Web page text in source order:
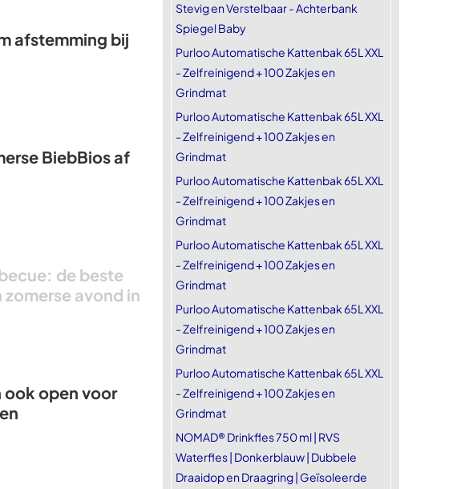
afstemming bij
BiebBios af
de beste
avond in
ook open voor
Stevig en Verstelbaar - Achterbank
Spiegel Baby
Purloo Automatische Kattenbak 65L XXL
- Zelfreinigend + 100 Zakjes en
Grindmat
Purloo Automatische Kattenbak 65L XXL
- Zelfreinigend + 100 Zakjes en
Grindmat
Purloo Automatische Kattenbak 65L XXL
- Zelfreinigend + 100 Zakjes en
Grindmat
Purloo Automatische Kattenbak 65L XXL
- Zelfreinigend + 100 Zakjes en
Grindmat
Purloo Automatische Kattenbak 65L XXL
- Zelfreinigend + 100 Zakjes en
Grindmat
Purloo Automatische Kattenbak 65L XXL
- Zelfreinigend + 100 Zakjes en
Grindmat
NOMAD® Drinkfles 750 ml | RVS
Waterfles | Donkerblauw | Dubbele
Draaidop en Draagring | Geïsoleerde